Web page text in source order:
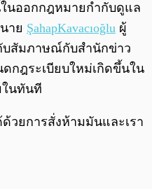
นออกกฎหมายกำกับดูแล
าย ŞahapKavacıoğlu ผู้
บสัมภาษณ์กับสำนักข่าว
กฎระเบียบใหม่เกิดขึ้นใน
ในทันที
วยการสั่งห้ามมันและเรา